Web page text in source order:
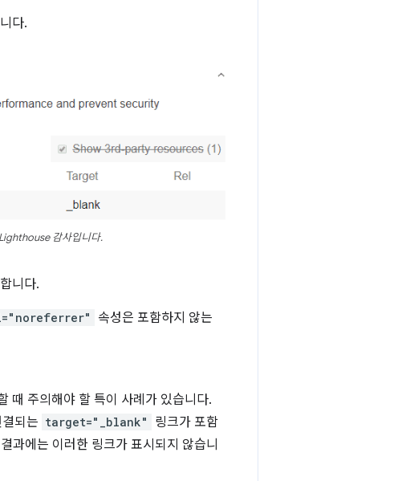
다.
감사입니다.
니다.
속성은 포함하지 않는
때 주의해야 할 특이 사례가 있습니다.
되는 target="_blank"
링크가 포함
과에는 이러한 링크가 표시되지 않습니